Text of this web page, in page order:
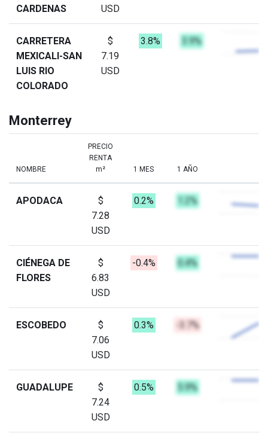
CARDENAS
USD
CARRETERA
MEXICALI-SAN
LUIS RIO
COLORADO
$
7.19
USD
3.8% 3.9%
Monterrey
NOMBRE
PRECIO
RENTA
m²
1 MES 1 AÑO
APODACA
$
7.28
USD
0.2% 1.2%
CIÉNEGA DE
FLORES
$
6.83
USD
-0.4% 0.4%
ESCOBEDO
$
7.06
USD
0.3% -3.7%
GUADALUPE
$
7.24
USD
0.5% 5.9%